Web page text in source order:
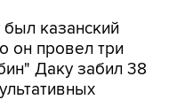
казанский
он провел три
Даку забил 38